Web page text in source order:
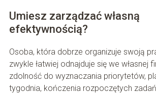
Umiesz zarządzać własną
efektywnością?
Osoba, która dobrze organizuje swoją
zwykle łatwiej odnajduje się we własnej
zdolność do wyznaczania priorytetów,
tygodnia, kończenia rozpoczętych